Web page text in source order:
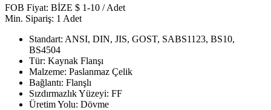
FOB Fiyat: BİZE $ 1-10 / Adet
Min. Sipariş: 1 Adet
Standart: ANSI, DIN, JIS, GOST, SABS1123, BS10,
BS4504
Tür: Kaynak Flanşı
Malzeme: Paslanmaz Çelik
Bağlantı: Flanşlı
Sızdırmazlık Yüzeyi: FF
Üretim Yolu: Dövme